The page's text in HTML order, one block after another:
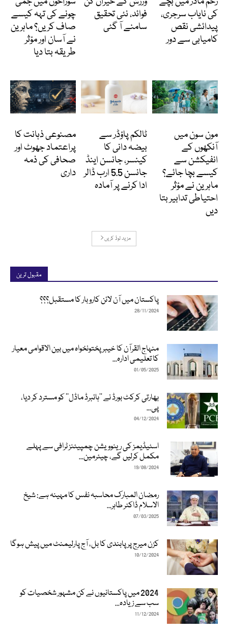
کی نایاب سرجری،
پیدائشی نقص
کامیابی سے دور
فوائد، نئی تحقیق
سامنے آ گئی
چونے کی تہہ کیسے
صاف کریں؟ ماہرین
نے آسان اور مؤثر
طریقہ بتا دیا
مون سون میں
آنکھوں کے
انفیکشن سے
کیسے بچا جائے؟
ماہرین نے مؤثر
احتیاطی تدابیر بتا
دیں
ٹالکم پاؤڈر سے
بیضہ دانی کا
کینسر، جانسن اینڈ
جانسن 5.5 ارب ڈالر
ادا کرنے پر آمادہ
مصنوعی ذہانت کا
پراعتماد جھوٹ اور
صحافی کی ذمہ
داری
مزید لوڈ کریں
مقبول ترین
پاکستان میں آن لائن کاروبار کا مستقبل؟؟؟
28/11/2024
منہاج القرآن کا خیبرپختونخواہ میں بین الاقوامی معیار
کا تعلیمی ادارہ...
01/05/2025
بھارتی کرکٹ بورڈ نے ’’ہائبرڈ ماڈل‘‘ کو مسترد کر دیا،
پی...
04/12/2024
اسٹیڈیمز کی رینوویشن چمپیئنز ٹرافی سے پہلے
مکمل کرلیں گے، چیئرمین...
19/08/2024
رمضان المبارک محاسبہ نفس کا مہینہ ہے: شیخ
الاسلام ڈاکٹر طاہر...
07/03/2025
کزن میرج پر پابندی کا بل، آج پارلیمنٹ میں پیش ہوگا
10/12/2024
2024 میں پاکستانیوں نے کن مشہور شخصیات کو
سب سے زیادہ...
11/12/2024